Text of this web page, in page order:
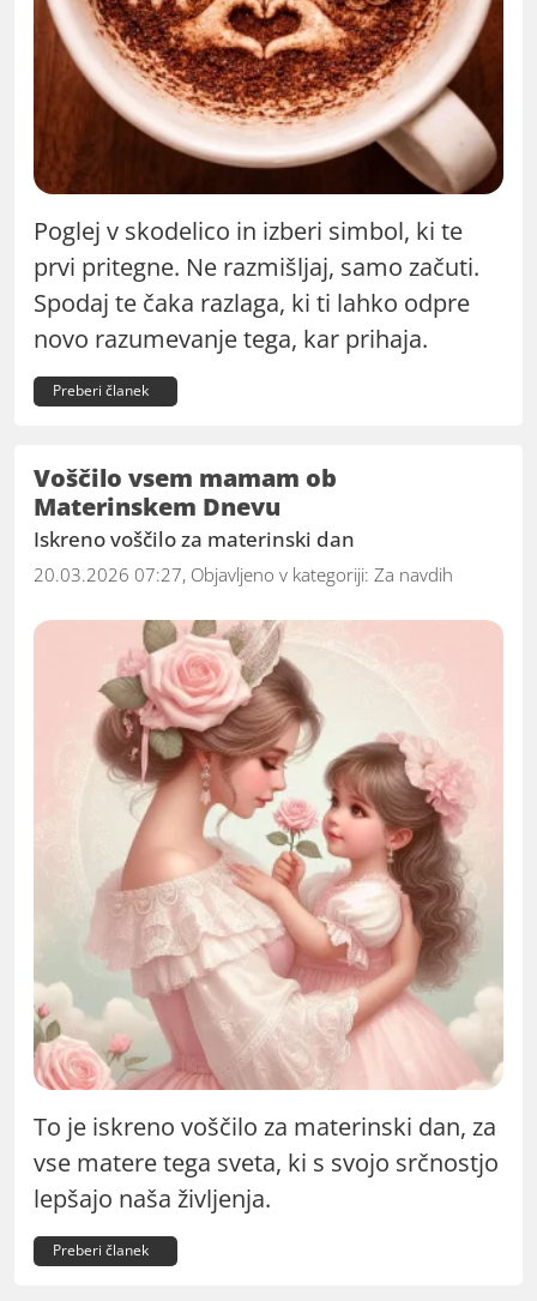
Poglej v skodelico in izberi simbol, ki te
prvi pritegne. Ne razmišljaj, samo začuti.
Spodaj te čaka razlaga, ki ti lahko odpre
novo razumevanje tega, kar prihaja.
Preberi članek
Voščilo vsem mamam ob
Materinskem Dnevu
Iskreno voščilo za materinski dan
20.03.2026 07:27, Objavljeno v kategoriji: Za navdih
To je iskreno voščilo za materinski dan, za
vse matere tega sveta, ki s svojo srčnostjo
lepšajo naša življenja.
Preberi članek